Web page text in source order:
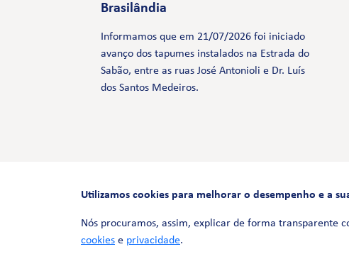
Brasilândia
Informamos que em 21/07/2026 foi iniciado
avanço dos tapumes instalados na Estrada do
Sabão, entre as ruas José Antonioli e Dr. Luís
dos Santos Medeiros.
Utilizamos cookies para melhorar o desempenho e a
Nós procuramos, assim, explicar de forma transparente
cookies e privacidade.